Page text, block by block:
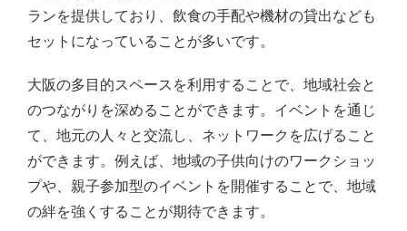
ランを提供しており、飲食の手配や機材の貸出なども
セットになっていることが多いです。
大阪の多目的スペースを利用することで、地域社会と
のつながりを深めることができます。イベントを通じ
て、地元の人々と交流し、ネットワークを広げること
ができます。例えば、地域の子供向けのワークショッ
プや、親子参加型のイベントを開催することで、地域
の絆を強くすることが期待できます。